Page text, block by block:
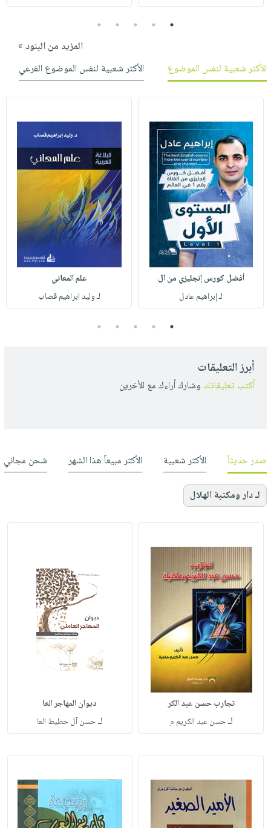
1
2
3
4
5
المزيد من البنود »
الأكثر شعبية لنفس الموضوع
الأكثر شعبية لنفس الموضوع الفرعي
أفضل كورس إنجليزي من ال
لـ إبراهيم عادل
علم المعاني
لـ وليد ابراهيم قصاب
1
2
3
4
5
أبرز التعليقات
أكتب تعليقاتك وشارك أراءك مع الأخرين
صدر حديثاً الأكثر شعبية الأكثر مبيعاً هذا الشهر شحن مجاني
لـ دار ومكتبة الهلال
تجارب حسن عبد الكر
لـحسن عبد الكريم م
ديوان المهاجر العا
لـحسن آل حطيط العا